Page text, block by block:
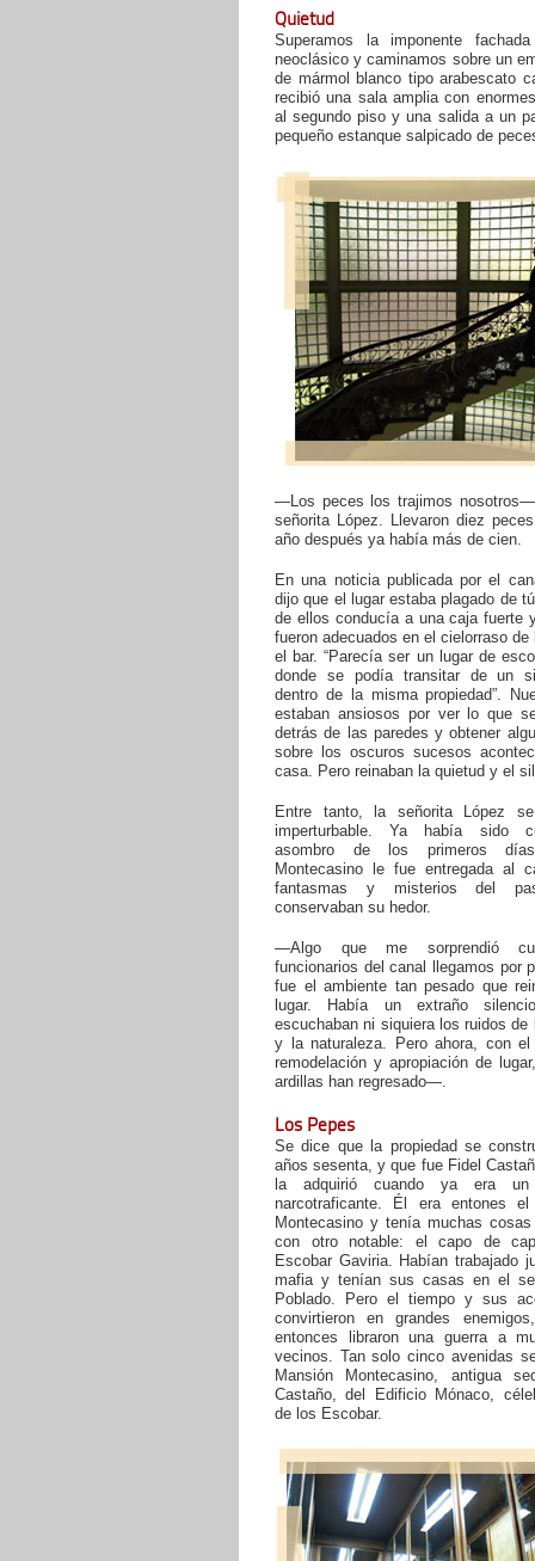
Quietud
Superamos la imponente
neoclásico y caminamos sobre un
de mármol blanco tipo arabescato
recibió una sala amplia con
al segundo piso y una salida a un
pequeño estanque salpicado de
—Los peces los trajimos
señorita López. Llevaron diez
año después ya había más de cien.
En una noticia publicada por el
dijo que el lugar estaba plagado de
de ellos conducía a una caja fuerte
fueron adecuados en el cielorraso
el bar. “Parecía ser un lugar de
donde se podía transitar de un
dentro de la misma propiedad”.
estaban ansiosos por ver lo que
detrás de las paredes y obtener
sobre los oscuros sucesos
casa. Pero reinaban la quietud y el
Entre tanto, la señorita López
imperturbable. Ya había sido
asombro de los primeros
Montecasino le fue entregada al
fantasmas y misterios del
conservaban su hedor.
—Algo que me sorprendió
funcionarios del canal llegamos por
fue el ambiente tan pesado que
lugar. Había un extraño
escuchaban ni siquiera los ruidos de
y la naturaleza. Pero ahora, con el
remodelación y apropiación de
ardillas han regresado—.
Los Pepes
Se dice que la propiedad se
años sesenta, y que fue Fidel
la adquirió cuando ya era un
narcotraficante. Él era entones
Montecasino y tenía muchas
con otro notable: el capo de
Escobar Gaviria. Habían trabajado
mafia y tenían sus casas en el
Poblado. Pero el tiempo y sus
convirtieron en grandes
entonces libraron una guerra a
vecinos. Tan solo cinco avenidas
Mansión Montecasino, antigua
Castaño, del Edificio Mónaco,
de los Escobar.